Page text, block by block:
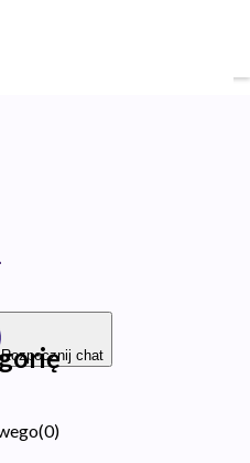
Rozpocznij chat
(0)